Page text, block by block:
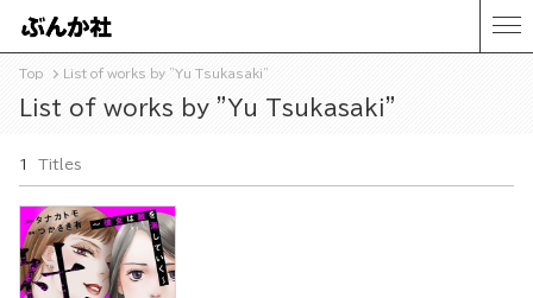
Top List of works by "Yu Tsukasaki"
List of works by "Yu Tsukasaki"
Titles
1